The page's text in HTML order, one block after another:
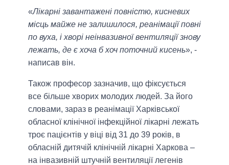
«Лікарні завантажені повністю, кисневих
місць майже не залишилося, реанімації повні
по вуха, і хворі неінвазивної вентиляції знову
лежать, де є хоча б хоч поточний кисень», -
написав він.
Також професор зазначив, що фіксується
все більше хворих молодих людей. За його
словами, зараз в реанімації Харківської
обласної клінічної інфекційної лікарні лежать
троє пацієнтів у віці від 31 до 39 років, в
обласній дитячій клінічній лікарні Харкова –
на інвазивній штучній вентиляції легенів